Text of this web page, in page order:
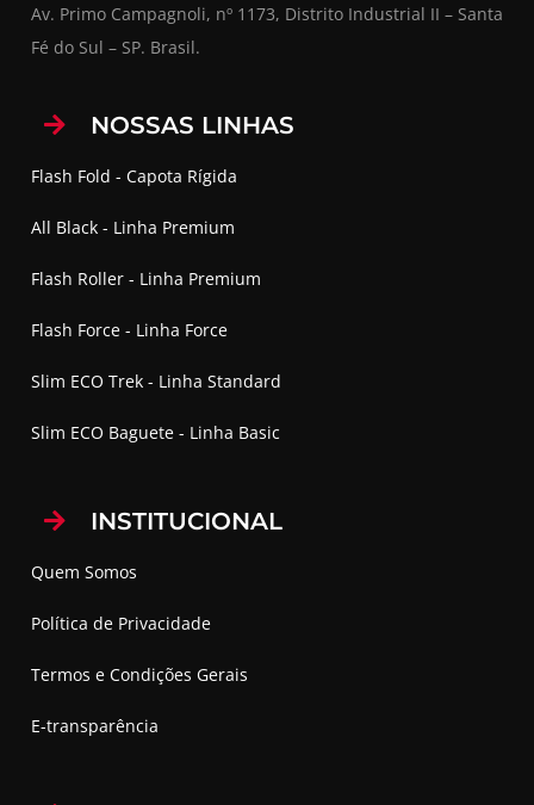
Av. Primo Campagnoli, nº 1173, Distrito Industrial II – Santa
Fé do Sul – SP. Brasil.
NOSSAS LINHAS
Flash Fold - Capota Rígida
All Black - Linha Premium
Flash Roller - Linha Premium
Flash Force - Linha Force
Slim ECO Trek - Linha Standard
Slim ECO Baguete - Linha Basic
INSTITUCIONAL
Quem Somos
Política de Privacidade
Termos e Condições Gerais
E-transparência